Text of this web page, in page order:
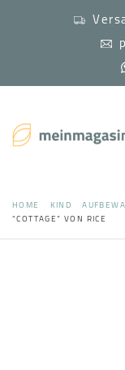
HOME KIND
“COTTAGE” VON RICE